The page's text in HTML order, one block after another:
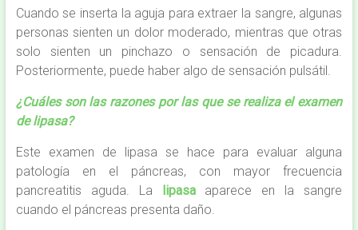
Cuando se inserta la aguja para extraer la sangre, algunas
personas sienten un dolor moderado, mientras que otras
solo sienten un pinchazo o sensación de picadura.
Posteriormente, puede haber algo de sensación pulsátil.
¿Cuáles son las razones por las que se realiza el examen
de lipasa?
Este examen de lipasa se hace para evaluar alguna
patología en el páncreas, con mayor frecuencia
pancreatitis aguda. La
lipasa
aparece en la sangre
cuando el páncreas presenta daño.